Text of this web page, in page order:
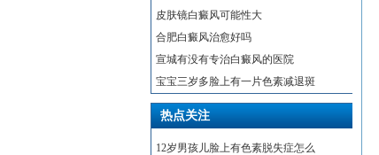
皮肤镜白癜风可能性大
合肥白癜风治愈好吗
宣城有没有专治白癜风的医院
宝宝三岁多脸上有一片色素减退斑
热点关注
12岁男孩儿脸上有色素脱失症怎么